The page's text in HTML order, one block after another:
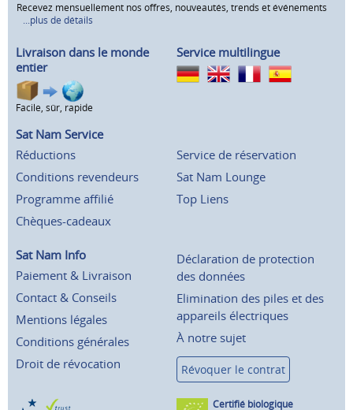
Recevez mensuellement nos offres, nouveautés, trends et événements
...plus de détails
Livraison dans le monde
entier
Facile, sûr, rapide
Service multilingue
Sat Nam Service
Réductions
Conditions revendeurs
Programme affilié
Chèques-cadeaux
Service de réservation
Sat Nam Lounge
Top Liens
Sat Nam Info
Paiement & Livraison
Contact & Conseils
Mentions légales
Conditions générales
Droit de révocation
Déclaration de protection
des données
Elimination des piles et des
appareils électriques
À notre sujet
Révoquer le contrat
Certifié biologique